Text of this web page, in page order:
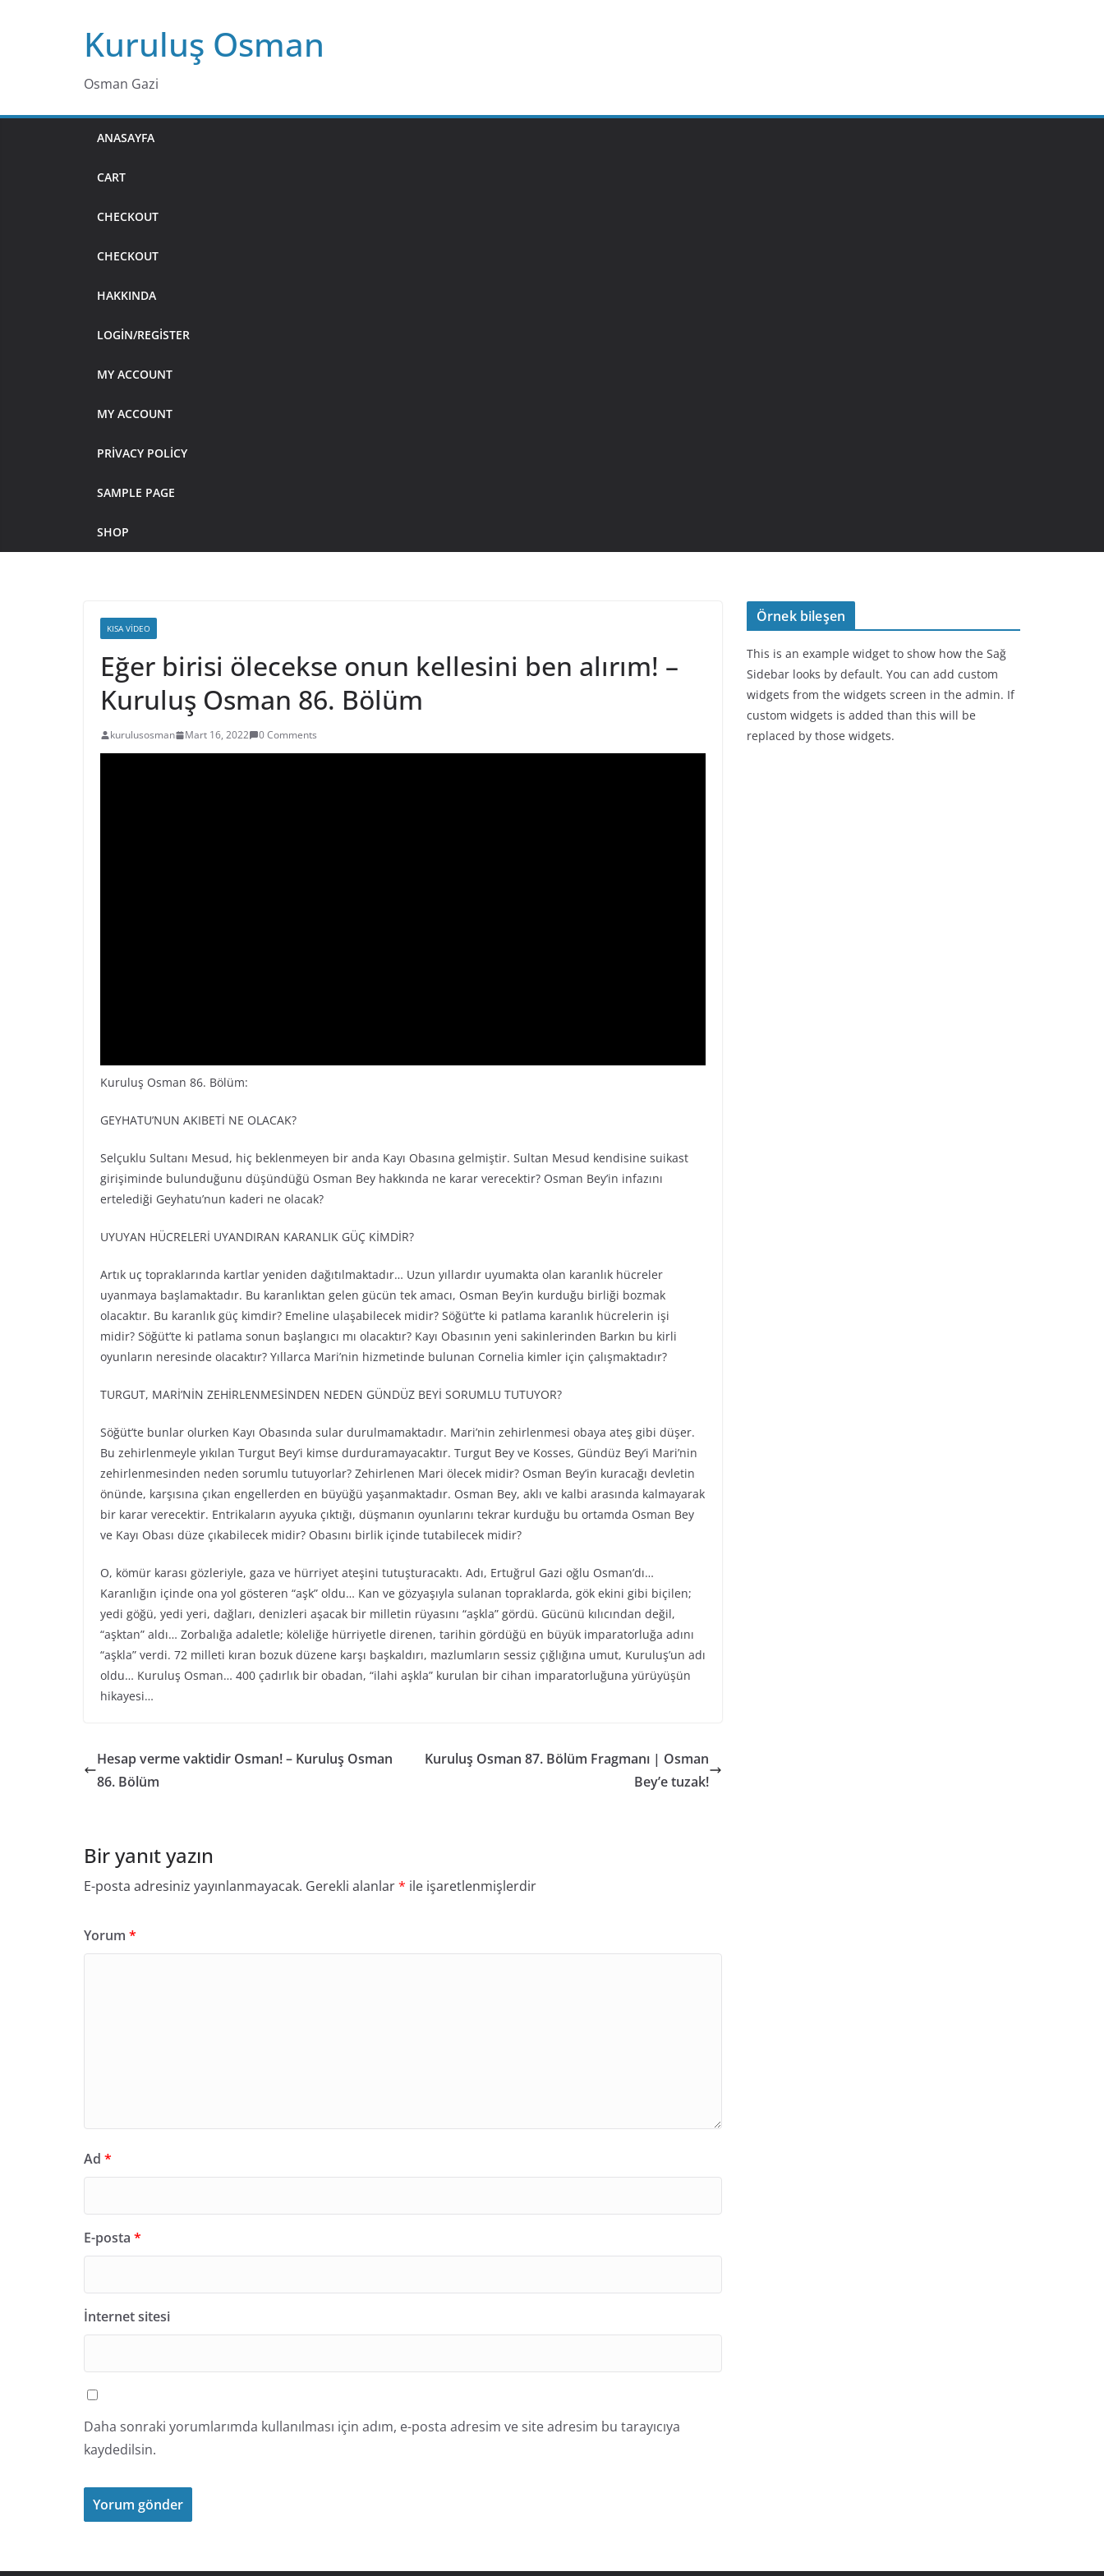
Kuruluş Osman
Osman Gazi
ANASAYFA
CART
CHECKOUT
CHECKOUT
HAKKINDA
LOGIN/REGISTER
MY ACCOUNT
MY ACCOUNT
PRIVACY POLICY
SAMPLE PAGE
SHOP
KISA VIDEO
Eğer birisi ölecekse onun kellesini ben alırım! –
Kuruluş Osman 86. Bölüm
kurulusosman Mart 16, 2022 0 Comments
Kuruluş Osman 86. Bölüm:
GEYHATU’NUN AKIBETİ NE OLACAK?
Selçuklu Sultanı Mesud, hiç beklenmeyen bir anda Kayı Obasına gelmiştir. Sultan Mesud kendisine suikast
girişiminde bulunduğunu düşündüğü Osman Bey hakkında ne karar verecektir? Osman Bey’in infazını
ertelediği Geyhatu’nun kaderi ne olacak?
UYUYAN HÜCRELERİ UYANDIRAN KARANLIK GÜÇ KİMDİR?
Artık uç topraklarında kartlar yeniden dağıtılmaktadır… Uzun yıllardır uyumakta olan karanlık hücreler
uyanmaya başlamaktadır. Bu karanlıktan gelen gücün tek amacı, Osman Bey’in kurduğu birliği bozmak
olacaktır. Bu karanlık güç kimdir? Emeline ulaşabilecek midir? Söğüt’te ki patlama karanlık hücrelerin işi
midir? Söğüt’te ki patlama sonun başlangıcı mı olacaktır? Kayı Obasının yeni sakinlerinden Barkın bu kirli
oyunların neresinde olacaktır? Yıllarca Mari’nin hizmetinde bulunan Cornelia kimler için çalışmaktadır?
TURGUT, MARİ’NİN ZEHİRLENMESİNDEN NEDEN GÜNDÜZ BEYİ SORUMLU TUTUYOR?
Söğüt’te bunlar olurken Kayı Obasında sular durulmamaktadır. Mari’nin zehirlenmesi obaya ateş gibi düşer.
Bu zehirlenmeyle yıkılan Turgut Bey’i kimse durduramayacaktır. Turgut Bey ve Kosses, Gündüz Bey’i Mari’nin
zehirlenmesinden neden sorumlu tutuyorlar? Zehirlenen Mari ölecek midir? Osman Bey’in kuracağı devletin
önünde, karşısına çıkan engellerden en büyüğü yaşanmaktadır. Osman Bey, aklı ve kalbi arasında kalmayarak
bir karar verecektir. Entrikaların ayyuka çıktığı, düşmanın oyunlarını tekrar kurduğu bu ortamda Osman Bey
ve Kayı Obası düze çıkabilecek midir? Obasını birlik içinde tutabilecek midir?
O, kömür karası gözleriyle, gaza ve hürriyet ateşini tutuşturacaktı. Adı, Ertuğrul Gazi oğlu Osman’dı…
Karanlığın içinde ona yol gösteren “aşk” oldu… Kan ve gözyaşıyla sulanan topraklarda, gök ekini gibi biçilen;
yedi göğü, yedi yeri, dağları, denizleri aşacak bir milletin rüyasını “aşkla” gördü. Gücünü kılıcından değil,
“aşktan” aldı… Zorbalığa adaletle; köleliğe hürriyetle direnen, tarihin gördüğü en büyük imparatorluğa adını
“aşkla” verdi. 72 milleti kıran bozuk düzene karşı başkaldırı, mazlumların sessiz çığlığına umut, Kuruluş’un adı
oldu… Kuruluş Osman… 400 çadırlık bir obadan, “ilahi aşkla” kurulan bir cihan imparatorluğuna yürüyüşün
hikayesi…
Hesap verme vaktidir Osman! – Kuruluş Osman
86. Bölüm
Kuruluş Osman 87. Bölüm Fragmanı | Osman
Bey’e tuzak!
Bir yanıt yazın
E-posta adresiniz yayınlanmayacak. Gerekli alanlar* ile işaretlenmişlerdir
Yorum *
Ad *
E-posta *
İnternet sitesi
Daha sonraki yorumlarımda kullanılması için adım, e-posta adresim ve site adresim bu tarayıcıya
kaydedilsin.
Örnek bileşen
This is an example widget to show how the Sağ
Sidebar looks by default. You can add custom
widgets from the widgets screen in the admin. If
custom widgets is added than this will be
replaced by those widgets.